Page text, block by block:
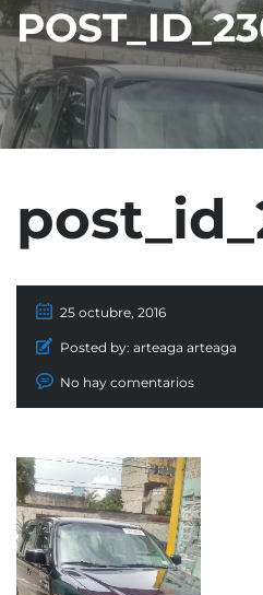
25 octubre, 2016
Posted by: arteaga arteaga
No hay comentarios